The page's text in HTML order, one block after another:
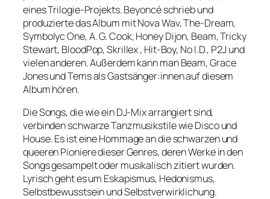
eines Trilogie-Projekts. Beyoncé schrieb und
produzierte das Album mit Nova Wav, The-Dream,
Symbolyc One, A. G. Cook, Honey Dijon, Beam, Tricky
Stewart, BloodPop, Skrillex , Hit-Boy, No I.D., P2J und
vielen anderen. Außerdem kann man Beam, Grace
Jones und Tems als Gastsänger:innen auf diesem
Album hören.
Die Songs, die wie ein DJ-Mix arrangiert sind,
verbinden schwarze Tanzmusikstile wie Disco und
House. Es ist eine Hommage an die schwarzen und
queeren Pioniere dieser Genres, deren Werke in den
Songs gesampelt oder musikalisch zitiert wurden.
Lyrisch geht es um Eskapismus, Hedonismus,
Selbstbewusstsein und Selbstverwirklichung.